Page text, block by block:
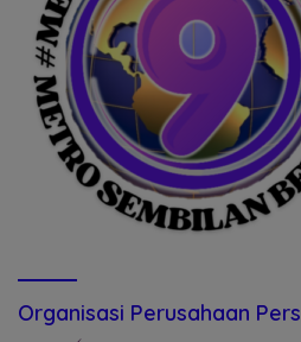
Organisasi Perusahaan Pers